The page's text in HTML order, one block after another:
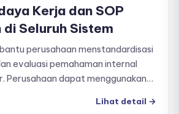
Kerja dan SOP
di Seluruh Sistem
perusahaan menstandardisasi
evaluasi pemahaman internal
Perusahaan dapat menggunakan
budaya perusahaan.
Lihat detail →